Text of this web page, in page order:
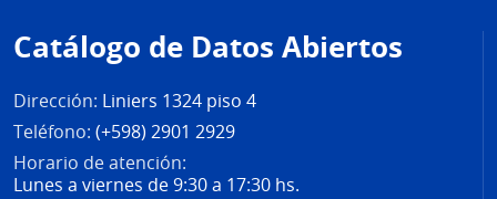
de
página
Catálogo de Datos Abiertos
Dirección: Liniers 1324 piso 4
Teléfono: (+598) 2901 2929
Horario de atención:
Lunes a viernes de 9:30 a 17:30 hs.